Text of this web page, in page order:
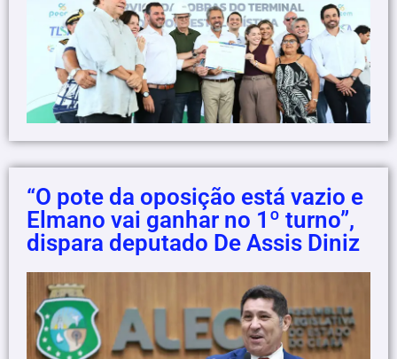
“O pote da oposição está vazio e
Elmano vai ganhar no 1º turno”,
dispara deputado De Assis Diniz